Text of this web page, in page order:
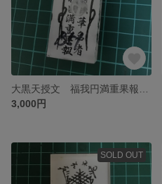
3,000円
SOLD OUT